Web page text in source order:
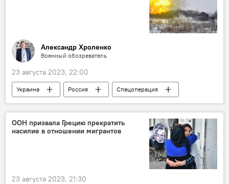
Александр Хроленко
Военный обозреватель
23 августа 2023, 22:00
Украина Россия
Спецоперация
ВСУ
США
Запад
Колумнисты
ООН призвала Грецию прекратить
насилие в отношении мигрантов
23 августа 2023, 21:30